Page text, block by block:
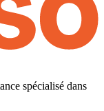
spécialisé dans